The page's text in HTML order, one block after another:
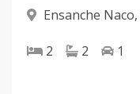
Ensanche Naco,
2 2 1